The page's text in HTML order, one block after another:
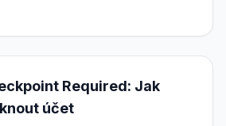
Required: Jak
účet